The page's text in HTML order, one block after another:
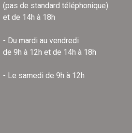
(pas de standard téléphonique)
et de 14h à 18h
- Du mardi au vendredi
de 9h à 12h et de 14h à 18h
- Le samedi de 9h à 12h